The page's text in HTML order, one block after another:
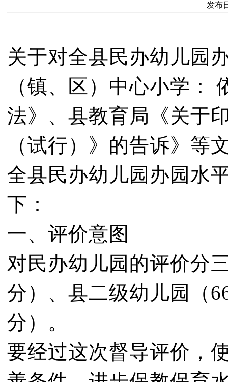
发布
关于对全县民办幼儿园
（镇、区）中心小学：
法》、县教育局《关于
（试行）》的告诉》等
全县民办幼儿园办园水
下：
一、评价意图
对民办幼儿园的评价分
分）、县二级幼儿园（
分）。
要经过这次督导评价，